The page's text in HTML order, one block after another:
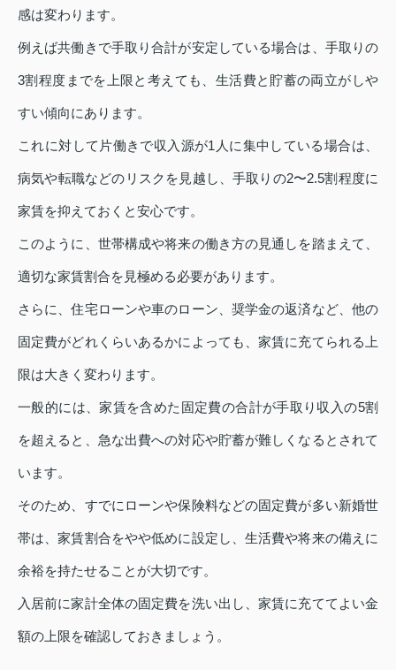
感は変わります。
例えば共働きで手取り合計が安定している場合は、手取りの
3割程度までを上限と考えても、生活費と貯蓄の両立がしや
すい傾向にあります。
これに対して片働きで収入源が1人に集中している場合は、
病気や転職などのリスクを見越し、手取りの2〜2.5割程度に
家賃を抑えておくと安心です。
このように、世帯構成や将来の働き方の見通しを踏まえて、
適切な家賃割合を見極める必要があります。
さらに、住宅ローンや車のローン、奨学金の返済など、他の
固定費がどれくらいあるかによっても、家賃に充てられる上
限は大きく変わります。
一般的には、家賃を含めた固定費の合計が手取り収入の5割
を超えると、急な出費への対応や貯蓄が難しくなるとされて
います。
そのため、すでにローンや保険料などの固定費が多い新婚世
帯は、家賃割合をやや低めに設定し、生活費や将来の備えに
余裕を持たせることが大切です。
入居前に家計全体の固定費を洗い出し、家賃に充ててよい金
額の上限を確認しておきましょう。